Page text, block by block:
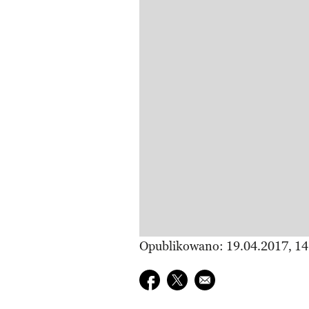
Opublikowano: 19.04.2017,
Udostępnij na facebook
Udostępnij na twitter
E-mail do przyjaciela